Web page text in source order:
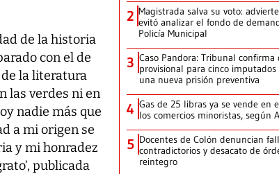
de la historia
con el de
la literatura
las verdes ni en
nadie más que
a mi origen se
y mi honradez
publicada
2 Magistrada salva su voto:
evitó analizar el fondo de
Policía Municipal
3 Caso Pandora: Tribunal confirma
provisional para cinco imputados
una nueva prisión preventiva
4 Gas de 25 libras ya se vende en
los comercios minoristas, según
5 Docentes de Colón denuncian
contradictorios y desacato de
reintegro